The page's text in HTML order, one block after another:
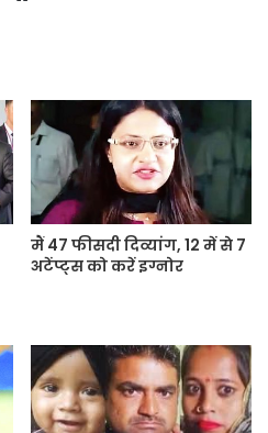
i
t
e
मैं 47 फीसदी दिव्यांग, 12 में से 7
अटेंप्ट्स को करें इग्नोर